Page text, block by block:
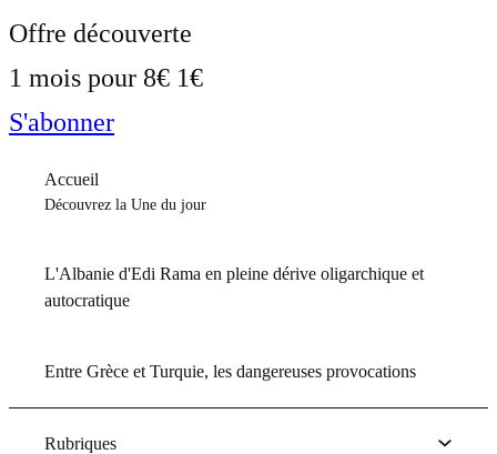
Offre découverte
1 mois pour 8€ 1€
S'abonner
Accueil
Découvrez la Une du jour
L'Albanie d'Edi Rama en pleine dérive oligarchique et
autocratique
Entre Grèce et Turquie, les dangereuses provocations
Rubriques